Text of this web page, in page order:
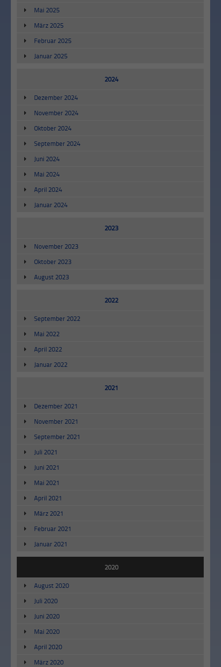
Mai 2025
März 2025
Februar 2025
Januar 2025
2024
Dezember 2024
November 2024
Oktober 2024
September 2024
Juni 2024
Mai 2024
April 2024
Januar 2024
2023
November 2023
Oktober 2023
August 2023
2022
September 2022
Mai 2022
April 2022
Januar 2022
2021
Dezember 2021
November 2021
September 2021
Juli 2021
Juni 2021
Mai 2021
April 2021
März 2021
Februar 2021
Januar 2021
2020
August 2020
Juli 2020
Juni 2020
Mai 2020
April 2020
März 2020